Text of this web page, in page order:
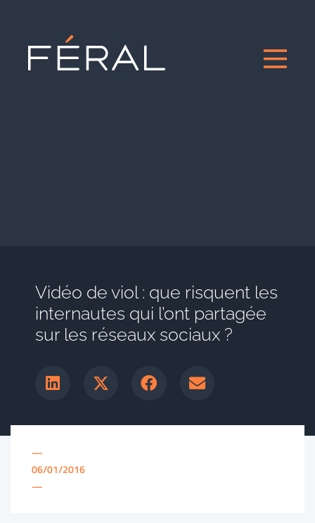
Vidéo de viol : que risquent les
internautes qui l’ont partagée
sur les réseaux sociaux ?
—
06/01/2016
—